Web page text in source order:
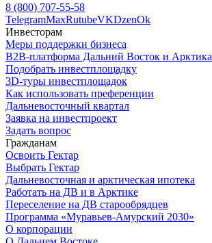
8 (800) 707-55-58
TelegramMaxRutubeVKDzenOk
Инвесторам
Меры поддержки бизнеса
B2B-платформа Дальний Восток и Арктика
Подобрать инвестплощадку
3D-туры инвестплощадок
Как использовать преференции
Дальневосточный квартал
Заявка на инвестпроект
Задать вопрос
Гражданам
Освоить Гектар
Выбрать Гектар
Дальневосточная и арктическая ипотека
Работать на ДВ и в Арктике
Переселение на ДВ старообрядцев
Программа «Муравьев-Амурский 2030»
О корпорации